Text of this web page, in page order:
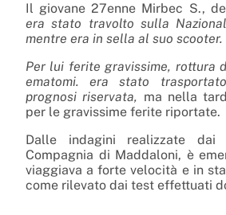
Il giovane 27enne Mirbec S.,
era stato travolto sulla
mentre era in sella al suo scooter.
Per lui ferite gravissime, rottura
ematomi. era stato
prognosi riservata, ma nella
per le gravissime ferite riportate.
Dalle indagini realizzate dai
Compagnia di Maddaloni, è
viaggiava a forte velocità e in
come rilevato dai test effettuati